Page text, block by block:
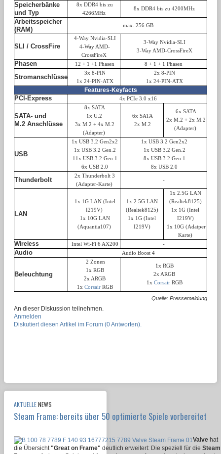
Speicherbänke
und Typ
8x DDR4 bis zu
4266MHz
8x DDR4 bis zu 4200MHz
Arbeitsspeicher
(RAM)
max. 256 GB
SLI / CrossFire
4-Way Nvidia-SLI
4-Way AMD-
CrossFireX
3-Way Nvidia-SLI
3-Way AMD-CrossFireX
Phasen 12 + 1 +1 Phasen 8 + 1 + 1 Phasen
Stromanschlüsse
3x 8-PIN
1x 24-PIN-ATX
2x 8-PIN
1x 24-PIN-ATX
Features-Keyfacts
PCI-Express 4x PCIe 3.0 x16
SATA- und
M.2 Anschlüsse
8x SATA
1x U.2
3x M.2 + 4x M.2
(Adapter)
6x SATA
2x M.2
6x SATA
2x M.2 + 2x M.2
(Adapter)
USB
1x USB 3.2 Gen2x2
1x USB 3.2 Gen.2
11x USB 3.2 Gen.1
6x USB 2.0
1x USB 3.2 Gen2x2
1x USB 3.2 Gen.2
8x USB 3.2 Gen.1
8x USB 2.0
Thunderbolt
2x Thunderbolt 3
(Adapter-Karte)
-
LAN
1x 1G LAN (Intel
I219V)
1x 10G LAN
(Aquantia107)
1x 2.5G LAN
(Realtek8125)
1x 1G (Intel
I219V)
1x 2.5G LAN
(Realtek8125)
1x 1G (Intel
I219V)
1x 10G (Adatper
Karte)
Wireless Intel Wi-Fi 6 AX200 -
Audio Audio Boost 4
Beleuchtung
2 Zonen
1x RGB
2x ARGB
1x CorsairRGB
1x RGB
2x ARGB
1x CorsairRGB
Quelle: Pressemeldung
An dieser Diskussion teilnehmen.
Anmelden
Diskutiert diesen Artikel im Forum (0 Antworten).
AKTUELLENEWS
Steam Frame: bereits über 50 optimierte Spiele vorbereitet
Valve hat
die Übersicht"Great on Frame" deutlich erweitert: Die speziell für die Steam